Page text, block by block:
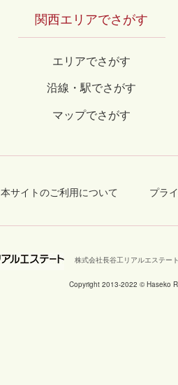
関西エリアでさがす
エリアでさがす
沿線・駅でさがす
マップでさがす
本サイトのご利用について プラ
株式会社長谷工リアルエステー
Copyright 2013-2022 © Haseko